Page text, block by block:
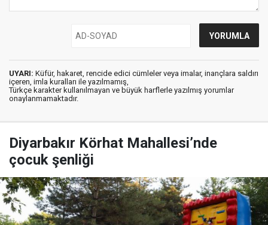
UYARI: Küfür, hakaret, rencide edici cümleler veya imalar, inançlara saldırı
içeren, imla kuralları ile yazılmamış,
Türkçe karakter kullanılmayan ve büyük harflerle yazılmış yorumlar
onaylanmamaktadır.
Diyarbakır Körhat Mahallesi’nde
çocuk şenliği